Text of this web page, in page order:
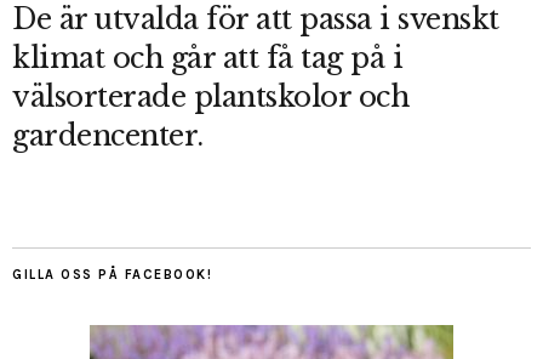
De är utvalda för att passa i svenskt
klimat och går att få tag på i
välsorterade plantskolor och
gardencenter.
GILLA OSS PÅ FACEBOOK!